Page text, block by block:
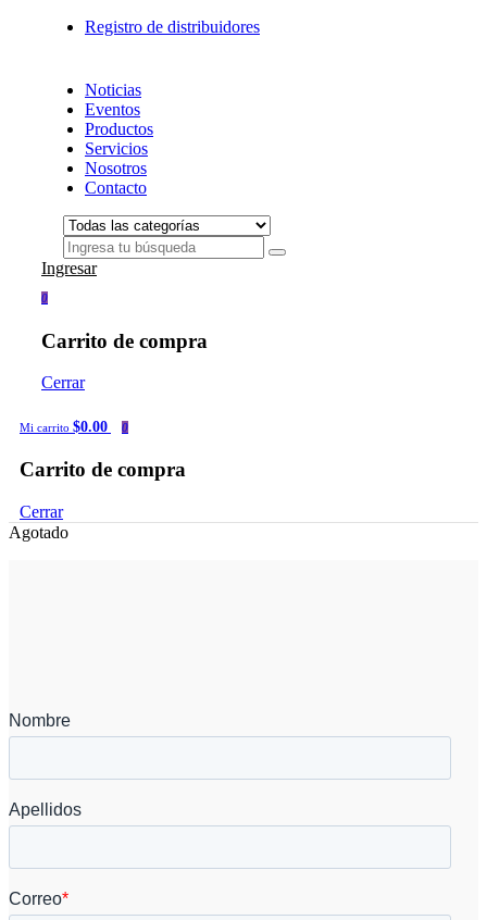
Registro de distribuidores
Noticias
Eventos
Productos
Servicios
Nosotros
Contacto
Ingresar
0
Carrito de compra
Cerrar
Mi carrito $0.00 0
Carrito de compra
Cerrar
Agotado